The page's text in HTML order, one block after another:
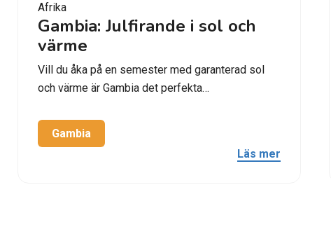
Afrika
Gambia: Julfirande i sol och
värme
Vill du åka på en semester med garanterad sol
och värme är Gambia det perfekta…
Gambia
Läs mer